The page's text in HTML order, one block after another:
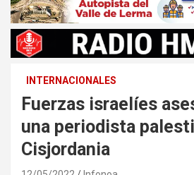
INTERNACIONALES
Fuerzas israelíes
una periodista
Cisjordania